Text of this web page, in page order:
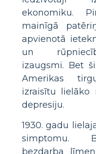
ekonomiku.
mainīgā
apvienotā
un
izaugsmi. Bet
Amerikas
izraisītu lielāko
depresiju.
1930. gadu
simptomu.
bezdarba